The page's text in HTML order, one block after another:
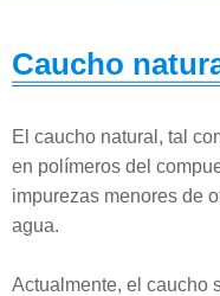
Caucho
El caucho natural, tal
en polímeros del
impurezas menores de
agua.
Actualmente, el caucho